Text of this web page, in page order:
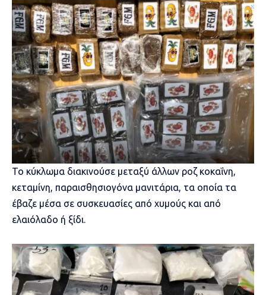
Το κύκλωμα διακινούσε μεταξύ άλλων ροζ κοκαΐνη,
κεταμίνη, παραισθησιογόνα μανιτάρια, τα οποία τα
έβαζε μέσα σε συσκευασίες από χυμούς και από
ελαιόλαδο ή ξίδι.